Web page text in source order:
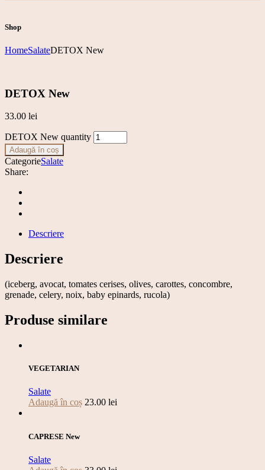
Shop
HomeSalateDETOX New
DETOX New
33.00 lei
DETOX New quantity
Adaugă în coș
CategorieSalate
Share:
Descriere
Descriere
(iceberg, avocat, tomates cerises, olives, carottes, concombre,
grenade, celery, noix, baby epinards, rucola)
Produse similare
VEGETARIAN
Salate
Adaugă în coș 23.00 lei
CAPRESE New
Salate